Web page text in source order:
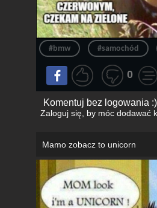
#bmw #samochód
0
Komentuj bez logowania :)
Zaloguj się, by móc dodawać
Mamo zobacz to unicorn